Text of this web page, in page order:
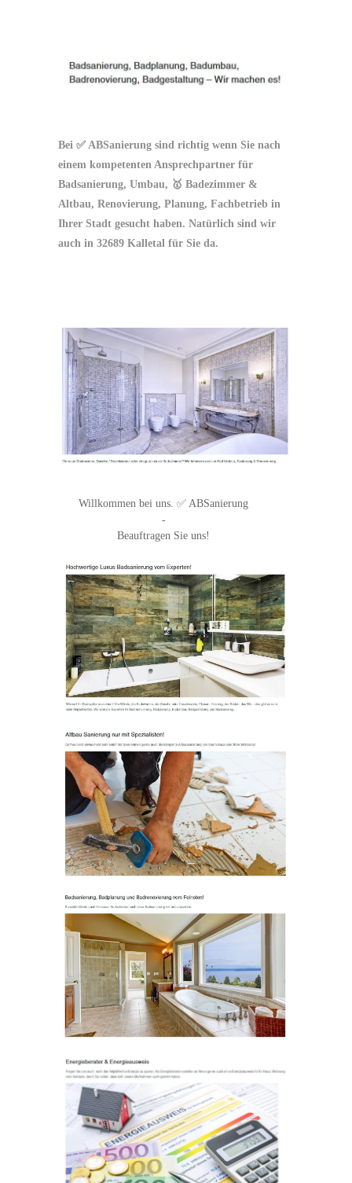
Bei ✅ ABSanierung sind richtig wenn Sie nach
einem kompetenten Ansprechpartner für
Badsanierung, Umbau, 🥇 Badezimmer &
Altbau, Renovierung, Planung, Fachbetrieb in
Ihrer Stadt gesucht haben. Natürlich sind wir
auch in 32689 Kalletal für Sie da.
Willkommen bei uns. ✅ ABSanierung
-
Beauftragen Sie uns!